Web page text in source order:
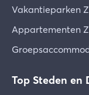
Vakantieparken
Appartementen
Top Steden en